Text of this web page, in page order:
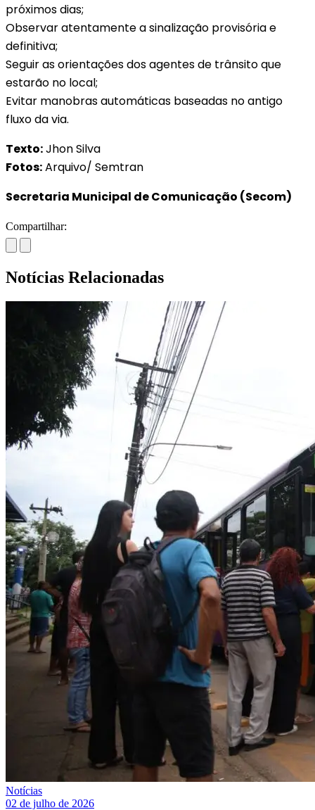
próximos dias;
Observar atentamente a sinalização provisória e
definitiva;
Seguir as orientações dos agentes de trânsito que
estarão no local;
Evitar manobras automáticas baseadas no antigo
fluxo da via.
Texto:Jhon Silva
Fotos:Arquivo/ Semtran
Secretaria Municipal de Comunicação (Secom)
Compartilhar:
Notícias Relacionadas
Notícias
02 de julho de 2026